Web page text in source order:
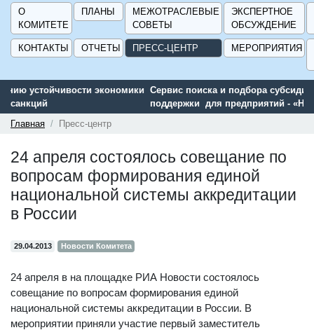
О
КОМИТЕТЕ
ПЛАНЫ
МЕЖОТРАСЛЕВЫЕ
СОВЕТЫ
ЭКСПЕРТНОЕ
ОБСУЖДЕНИЕ
КОНТАКТЫ ОТЧЕТЫ ПРЕСС-ЦЕНТР МЕРОПРИЯТИЯ
Сервис поиска и подбора субсидий и мер государственной
поддержки для предприятий - «Навигатор мер поддержки
ГИСП».
24 апреля состоялось совещание по
вопросам формирования единой
национальной системы аккредитации
24 апреля в на площадке РИА Новости состоялось
совещание по вопросам формирования единой
национальной системы аккредитации в России. В